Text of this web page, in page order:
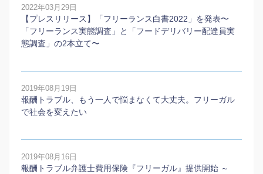
2022年03月29日
【プレスリリース】「フリーランス白書2022」を発表〜
「フリーランス実態調査」と「フードデリバリー配達員実
態調査」の2本⽴て〜
2019年08月19日
報酬トラブル、もう一人で悩まなくて大丈夫。フリーガル
で社会を変えたい
2019年08月16日
報酬トラブル弁護士費用保険『フリーガル』提供開始 ～